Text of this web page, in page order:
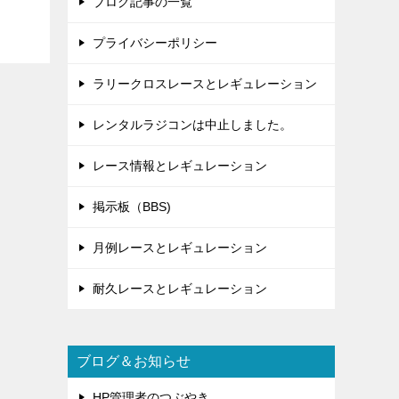
プライバシーポリシー
ラリークロスレースとレギュレーション
レンタルラジコンは中止しました。
レース情報とレギュレーション
掲示板（BBS)
月例レースとレギュレーション
耐久レースとレギュレーション
ブログ＆お知らせ